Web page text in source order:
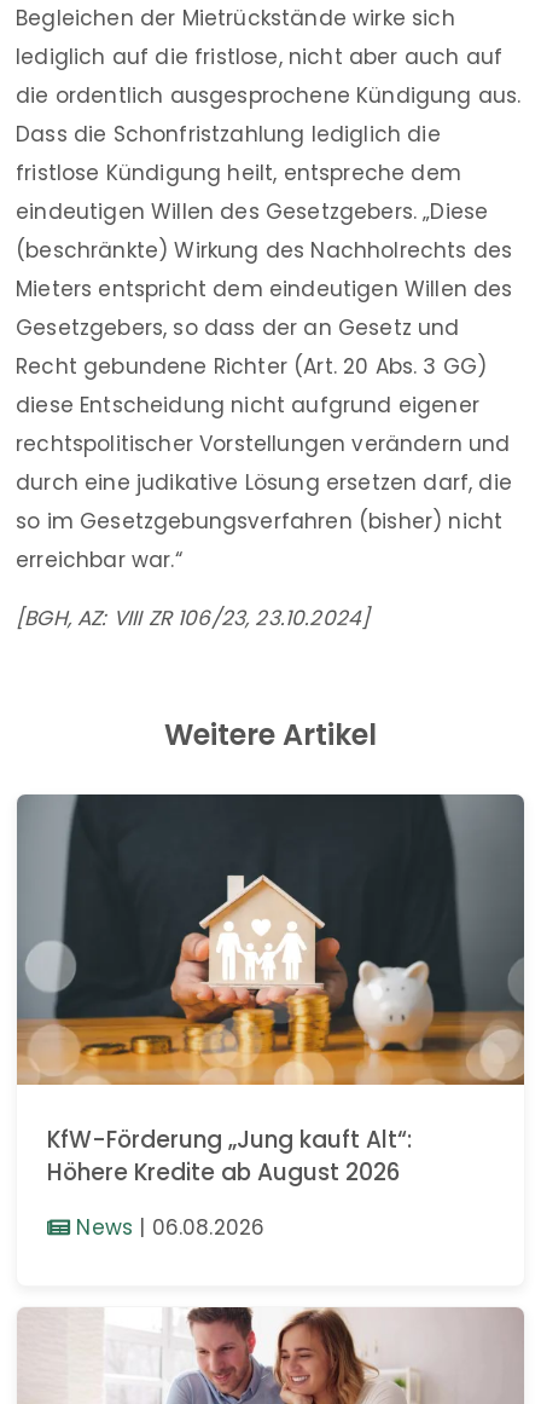
Begleichen der Mietrückstände wirke sich
lediglich auf die fristlose, nicht aber auch auf
die ordentlich ausgesprochene Kündigung aus.
Dass die Schonfristzahlung lediglich die
fristlose Kündigung heilt, entspreche dem
eindeutigen Willen des Gesetzgebers. „Diese
(beschränkte) Wirkung des Nachholrechts des
Mieters entspricht dem eindeutigen Willen des
Gesetzgebers, so dass der an Gesetz und
Recht gebundene Richter (Art. 20 Abs. 3 GG)
diese Entscheidung nicht aufgrund eigener
rechtspolitischer Vorstellungen verändern und
durch eine judikative Lösung ersetzen darf, die
so im Gesetzgebungsverfahren (bisher) nicht
erreichbar war.“
[BGH, AZ: VIII ZR 106/23, 23.10.2024]
Weitere Artikel
KfW-Förderung „Jung kauft Alt“:
Höhere Kredite ab August 2026
News | 06.08.2026